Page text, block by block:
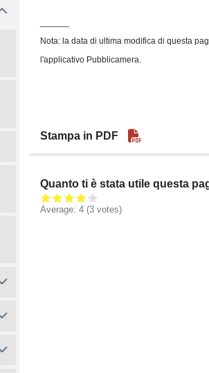
Nota: la data di ultima modifica di questa
l'applicativo Pubblicamera.
Stampa in PDF
Quanto ti è stata utile questa
Average: 4 (3 votes)